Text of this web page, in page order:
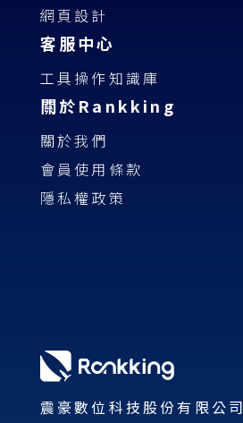
震豪數位科技股份有限公司
網頁設計
客服中心
工具操作知識庫
關於Rankking
關於我們
會員使用條款
隱私權政策